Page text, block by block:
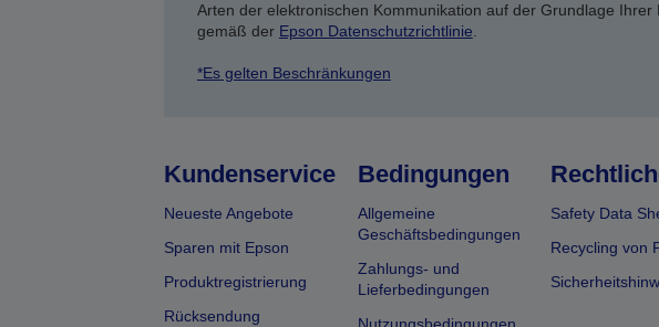
Arten der elektronischen Kommunikation auf der Grundlage
gemäß der Epson Datenschutzrichtlinie
*Es gelten Beschränkungen
Kundenservice
Neueste Angebote
Sparen mit Epson
Produktregistrierung
Rücksendung
Bedingungen
Allgemeine
Geschäftsbedingungen
Zahlungs- und
Lieferbedingungen
Safety Data
Recycling von